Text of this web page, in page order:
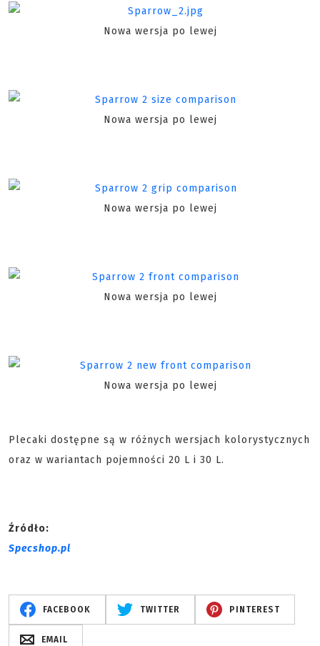
Nowa wersja po lewej
Nowa wersja po lewej
Nowa wersja po lewej
Nowa wersja po lewej
Nowa wersja po lewej
Plecaki dostępne są w różnych wersjach kolorystycznych
oraz w wariantach pojemności 20 L i 30 L.
Źródło:
Specshop.pl
FACEBOOK TWITTER PINTEREST
EMAIL